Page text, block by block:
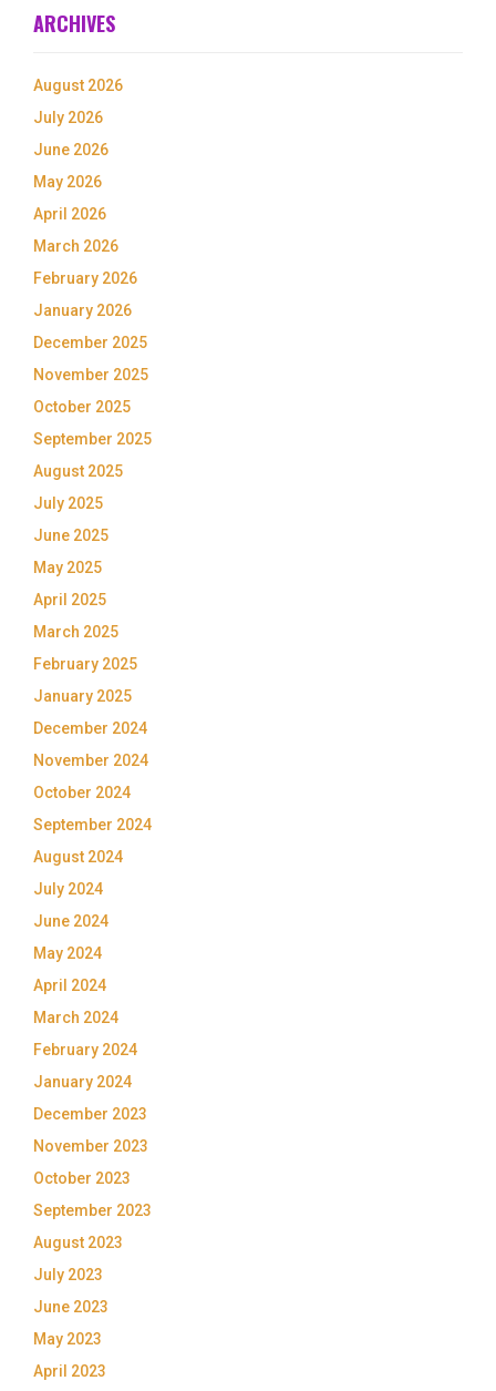
ARCHIVES
August 2026
July 2026
June 2026
May 2026
April 2026
March 2026
February 2026
January 2026
December 2025
November 2025
October 2025
September 2025
August 2025
July 2025
June 2025
May 2025
April 2025
March 2025
February 2025
January 2025
December 2024
November 2024
October 2024
September 2024
August 2024
July 2024
June 2024
May 2024
April 2024
March 2024
February 2024
January 2024
December 2023
November 2023
October 2023
September 2023
August 2023
July 2023
June 2023
May 2023
April 2023